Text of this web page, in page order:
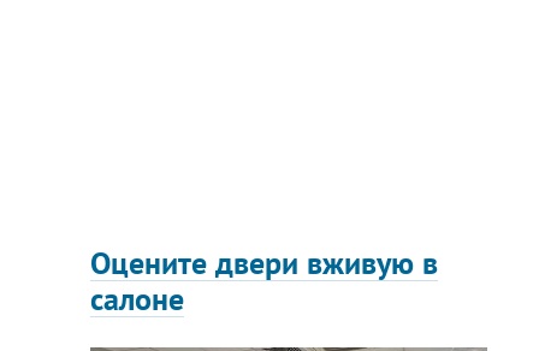
Оцените двери вживую в
салоне